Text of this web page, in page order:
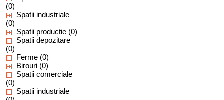
(0)
Spatii industriale
(0)
Spatii productie (0)
Spatii depozitare
(0)
Ferme (0)
Birouri (0)
Spatii comerciale
(0)
Spatii industriale